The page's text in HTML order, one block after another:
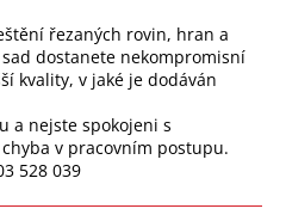
řezaných rovin, hran a
dostanete nekompromisní
kvality, v jaké je dodáván
a nejste spokojeni s
v pracovním postupu.
528 039